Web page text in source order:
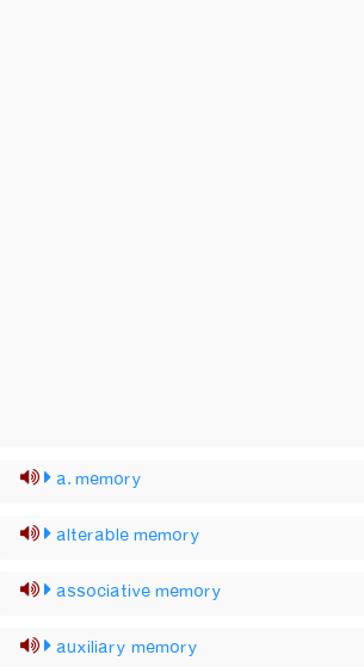
a. memory
alterable memory
associative memory
auxiliary memory